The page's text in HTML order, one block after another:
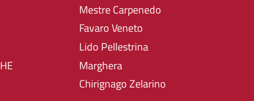
Mestre Carpenedo
Favaro Veneto
Lido Pellestrina
Marghera
Chirignago Zelarino